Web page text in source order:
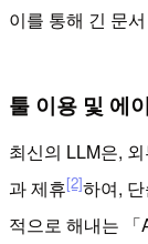
이를 통해 긴 문
툴 이용 및 에
최신의 LLM은,
과 제휴[2]하여,
적으로 해내는